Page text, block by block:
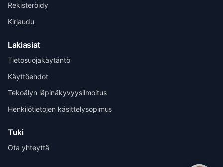
Rekisteröidy
Kirjaudu
Lakiasiat
Tietosuojakäytäntö
Käyttöehdot
Tekoälyn läpinäkyvyysilmoitus
Henkilötietojen käsittelysopimus
Tuki
Ota yhteyttä
Henri Vuolle
Yhteisperustaja, Duuny